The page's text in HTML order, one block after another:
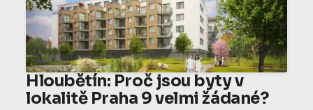
Hloubětín: Proč jsou byty v
lokalitě Praha 9 velmi žádané?